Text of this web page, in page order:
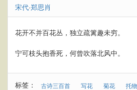
宋代·郑思肖
花开不并百花丛，独立疏篱趣未穷。
宁可枝头抱香死，何曾吹落北风中。
标签： 古诗三百首 写花 菊花 托